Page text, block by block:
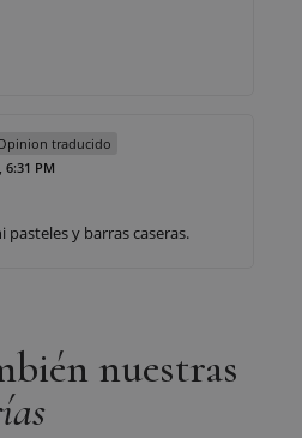
traducido
6:31 PM
pasteles y barras caseras.
nuestras